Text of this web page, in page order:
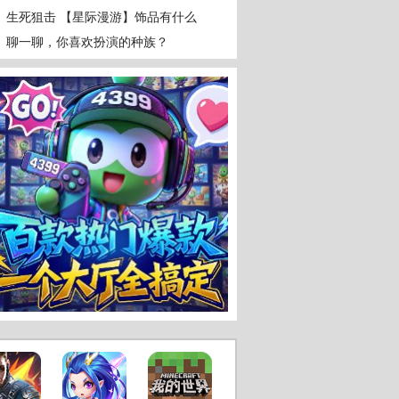
精美
手绘
狙击
最新
生死狙击 【星际漫游】饰品有什么
效果？
聊一聊，你喜欢扮演的种族？